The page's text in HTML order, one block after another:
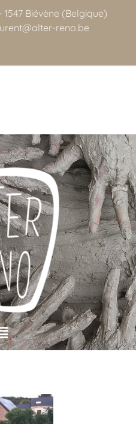
1547 Biévène (Belgique)
reno.be